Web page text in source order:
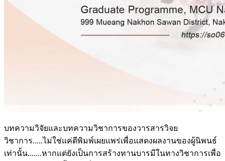
บทความวิจัยและบทความวิชาการของวารสารวิจย
วิชาการ.....ไม่ใช่แค่ตีพิมพ์เผยแพร่เพื่อแสดงผลงานของผู้นิพนธ์
เท่านั้น.......หากแต่ยังเป็นการสร้างทานบารมีในทางวิชาการเพื่อ